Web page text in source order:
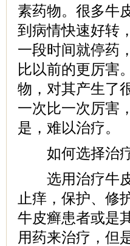
素药物。很多牛
到病情快速好转
一段时间就停药
比以前的更厉害
物，对其产生了
一次比一次厉害
是，难以治疗。
如何选择治疗
选用治疗牛皮
止痒，保护、修
牛皮癣患者或是
用药来治疗，但